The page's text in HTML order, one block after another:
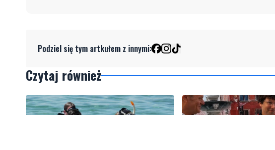
Podziel się tym artkułem z innymi:
Czytaj również